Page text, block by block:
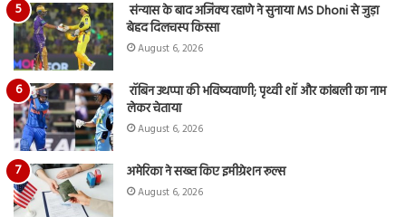
संन्यास के बाद अजिंक्‍य रहाणे ने सुनाया MS Dhoni से जुड़ा
बेहद दिलचस्प किस्सा
August 6, 2026
रॉबिन उथप्पा की भविष्यवाणी; पृथ्वी शॉ और कांबली का नाम
लेकर चेताया
August 6, 2026
अमेरिका ने सख्त किए इमीग्रेशन रूल्स
August 6, 2026